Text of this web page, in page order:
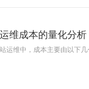
维成本的量化分析
运维中，成本主要由以下